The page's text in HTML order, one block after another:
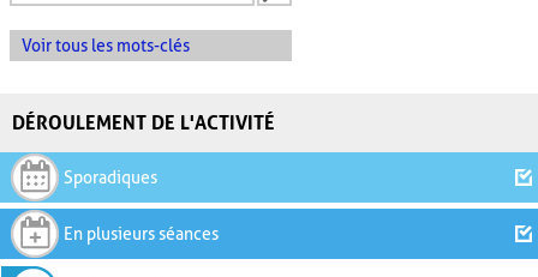
Voir tous les mots-clés
DÉROULEMENT DE L'ACTIVITÉ
Sporadiques
En plusieurs séances